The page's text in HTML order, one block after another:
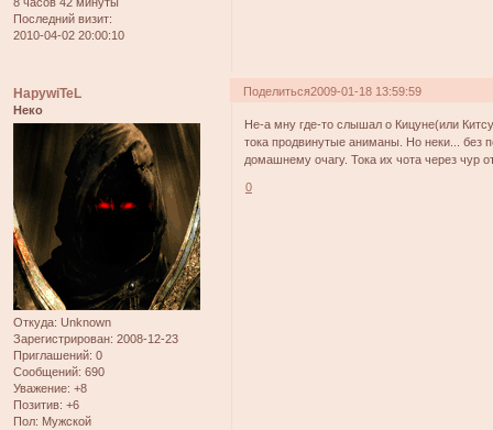
Последний визит:
2010-04-02 20:00:10
Поделиться2009-01-18 13:59:59
HapywiTeL
Неко
Откуда: Unknown
Зарегистрирован: 2008-12-23
Приглашений: 0
Сообщений: 690
Уважение: +8
Позитив: +6
Пол: Мужской
Не-а мну где-то слышал о Кицуне(или
тока продвинутые аниманы. Но неки... без
домашнему очагу. Тока их чота через чур
0